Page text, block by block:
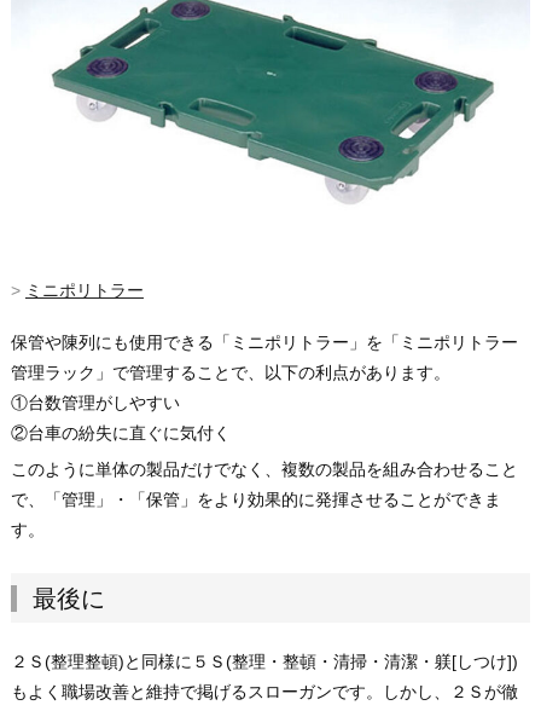
> ミニポリトラー
保管や陳列にも使用できる「ミニポリトラー」を「ミニポリトラー
管理ラック」で管理することで、以下の利点があります。
①台数管理がしやすい
②台車の紛失に直ぐに気付く
このように単体の製品だけでなく、複数の製品を組み合わせること
で、「管理」・「保管」をより効果的に発揮させることができま
す。
最後に
２Ｓ(整理整頓)と同様に５Ｓ(整理・整頓・清掃・清潔・躾[しつけ])
もよく職場改善と維持で掲げるスローガンです。しかし、２Ｓが徹